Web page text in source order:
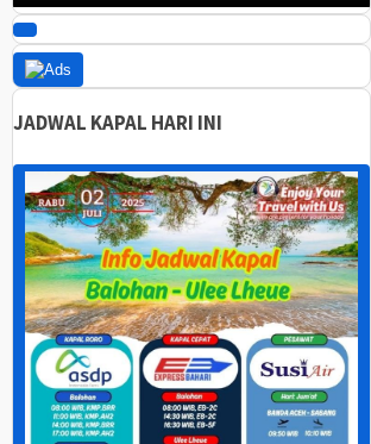
JADWAL KAPAL HARI INI